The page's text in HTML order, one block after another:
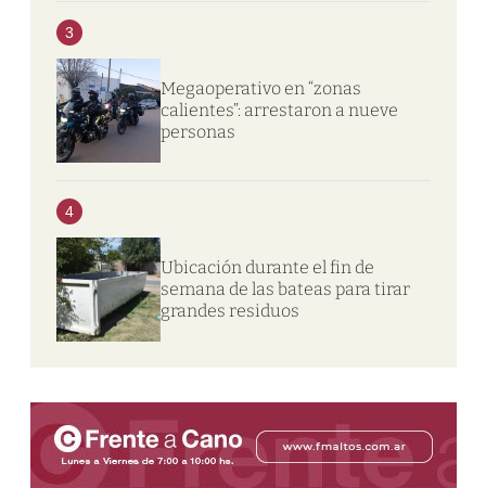
3
Megaoperativo en “zonas
calientes”: arrestaron a nueve
personas
4
Ubicación durante el fin de
semana de las bateas para tirar
grandes residuos